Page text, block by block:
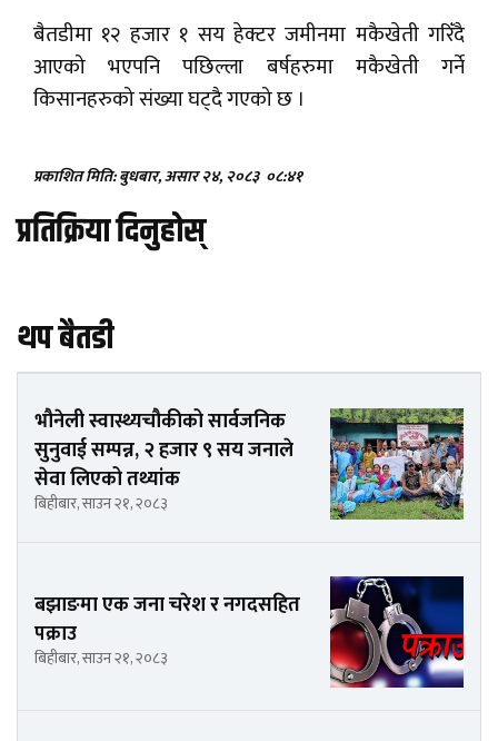
बैतडीमा १२ हजार १ सय हेक्टर जमीनमा मकैखेती गरिँदै
आएको भएपनि पछिल्ला बर्षहरुमा मकैखेती गर्ने
किसानहरुको संख्या घट्दै गएको छ ।
प्रकाशित मिति: बुधबार, असार २४, २०८३ ०८:४१
प्रतिक्रिया दिनुहोस्
थप बैतडी
भौनेली स्वास्थ्यचौकीको सार्वजनिक
सुनुवाई सम्पन्न, २ हजार ९ सय जनाले
सेवा लिएको तथ्यांक
बिहीबार, साउन २१, २०८३
बझाङमा एक जना चरेश र नगदसहित
पक्राउ
बिहीबार, साउन २१, २०८३